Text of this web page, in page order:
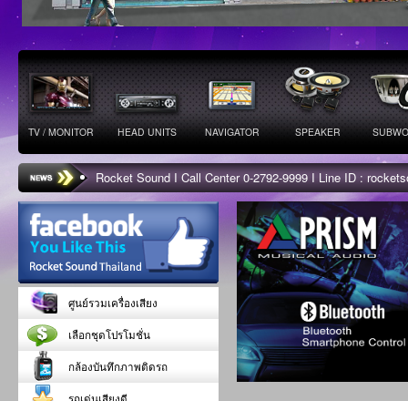
TV / MONITOR HEAD UNITS NAVIGATOR SPEAKER
Rocket Sound I Call Center 0-2792-9999 I Line ID :
ศูนย์รวมเครื่องเสียง
เลือกชุดโปรโมชั่น
กล้องบันทึกภาพติดรถ